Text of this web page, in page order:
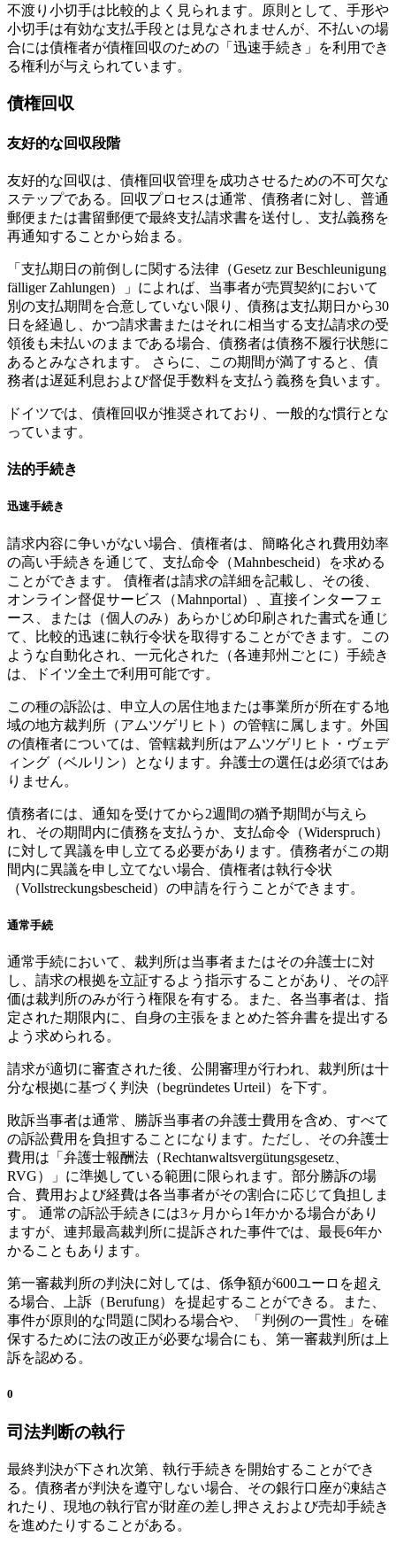
不渡り小切手は比較的よく見られます。原則として、手形や
小切手は有効な支払手段とは見なされませんが、不払いの場
合には債権者が債権回収のための「迅速手続き」を利用でき
る権利が与えられています。
債権回収
友好的な回収段階
友好的な回収は、債権回収管理を成功させるための不可欠な
ステップである。回収プロセスは通常、債務者に対し、普通
郵便または書留郵便で最終支払請求書を送付し、支払義務を
再通知することから始まる。
「支払期日の前倒しに関する法律（Gesetz zur Beschleunigung
fälliger Zahlungen）」によれば、当事者が売買契約において
別の支払期間を合意していない限り、債務は支払期日から30
日を経過し、かつ請求書またはそれに相当する支払請求の受
領後も未払いのままである場合、債務者は債務不履行状態に
あるとみなされます。 さらに、この期間が満了すると、債
務者は遅延利息および督促手数料を支払う義務を負います。
ドイツでは、債権回収が推奨されており、一般的な慣行とな
っています。
法的手続き
迅速手続き
請求内容に争いがない場合、債権者は、簡略化され費用効率
の高い手続きを通じて、支払命令（Mahnbescheid）を求める
ことができます。 債権者は請求の詳細を記載し、その後、
オンライン督促サービス（Mahnportal）、直接インターフェ
ース、または（個人のみ）あらかじめ印刷された書式を通じ
て、比較的迅速に執行令状を取得することができます。この
ような自動化され、一元化された（各連邦州ごとに）手続き
は、ドイツ全土で利用可能です。
この種の訴訟は、申立人の居住地または事業所が所在する地
域の地方裁判所（アムツゲリヒト）の管轄に属します。外国
の債権者については、管轄裁判所はアムツゲリヒト・ヴェデ
ィング（ベルリン）となります。弁護士の選任は必須ではあ
りません。
債務者には、通知を受けてから2週間の猶予期間が与えら
れ、その期間内に債務を支払うか、支払命令（Widerspruch）
に対して異議を申し立てる必要があります。債務者がこの期
間内に異議を申し立てない場合、債権者は執行令状
（Vollstreckungsbescheid）の申請を行うことができます。
通常手続
通常手続において、裁判所は当事者またはその弁護士に対
し、請求の根拠を立証するよう指示することがあり、その評
価は裁判所のみが行う権限を有する。また、各当事者は、指
定された期限内に、自身の主張をまとめた答弁書を提出する
よう求められる。
請求が適切に審査された後、公開審理が行われ、裁判所は十
分な根拠に基づく判決（begründetes Urteil）を下す。
敗訴当事者は通常、勝訴当事者の弁護士費用を含め、すべて
の訴訟費用を負担することになります。ただし、その弁護士
費用は「弁護士報酬法（Rechtanwaltsvergütungsgesetz、
RVG）」に準拠している範囲に限られます。部分勝訴の場
合、費用および経費は各当事者がその割合に応じて負担しま
す。 通常の訴訟手続きには3ヶ月から1年かかる場合があり
ますが、連邦最高裁判所に提訴された事件では、最長6年か
かることもあります。
第一審裁判所の判決に対しては、係争額が600ユーロを超え
る場合、上訴（Berufung）を提起することができる。また、
事件が原則的な問題に関わる場合や、「判例の一貫性」を確
保するために法の改正が必要な場合にも、第一審裁判所は上
訴を認める。
0
司法判断の執行
最終判決が下され次第、執行手続きを開始することができ
る。債務者が判決を遵守しない場合、その銀行口座が凍結さ
れたり、現地の執行官が財産の差し押さえおよび売却手続き
を進めたりすることがある。